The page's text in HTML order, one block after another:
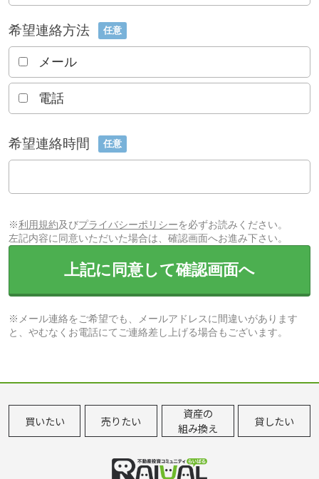
希望連絡方法 任意
メール
電話
希望連絡時間 任意
※利用規約及びプライバシーポリシーを必ずお読みください。
左記内容に同意いただいた場合は、確認画面へお進み下さい。
上記に同意して確認画面へ
※メール連絡をご希望でも、メールアドレスに間違いがあります
と、やむなくお電話にてご連絡差し上げる場合もございます。
買いたい 売りたい
資産の
組み換え
貸したい